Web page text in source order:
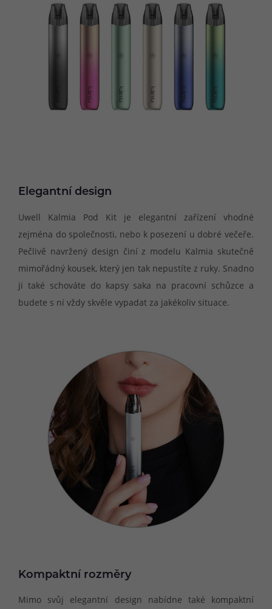
Elegantní design
Uwell Kalmia Pod Kit je elegantní zařízení vhodné
zejména do společnosti, nebo k posezení u dobré večeře.
Pečlivě navržený design činí z modelu Kalmia skutečně
mimořádný kousek, který jen tak nepustíte z ruky. Snadno
ji také schováte do kapsy saka na pracovní schůzce a
budete s ní vždy skvěle vypadat za jakékoliv situace.
Kompaktní rozměry
Mimo svůj elegantní design nabídne také kompaktní